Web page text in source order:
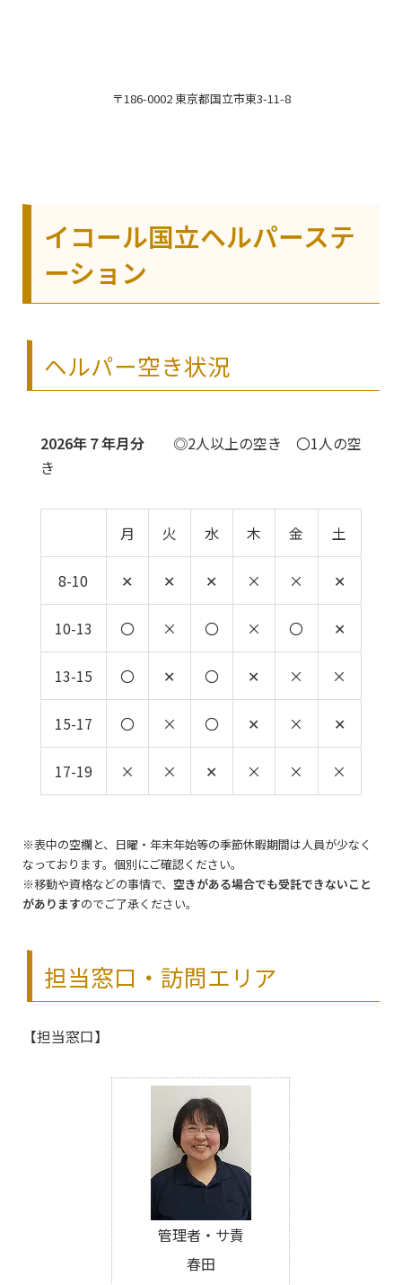
〒186-0002 東京都国立市東3-11-8
イコール国立ヘルパーステ
ーション
ヘルパー空き状況
2026年７年月分◎2人以上の空き 〇1人の空
き
月 火 水 木 金 土
8-10 ✕ ✕ ✕ × × ✕
10-13 〇 × 〇 × 〇 ✕
13-15 〇 ✕ 〇 ✕ × ×
15-17 〇 × 〇 ✕ × ✕
17-19 × × ✕ × × ×
※表中の空欄と、日曜・年末年始等の季節休暇期間は人員が少なく
なっております。個別にご確認ください。
※移動や資格などの事情で、 空きがある場合でも受託できないこと
がありますのでご了承ください。
担当窓口・訪問エリア
【担当窓口】
管理者・サ責
春田